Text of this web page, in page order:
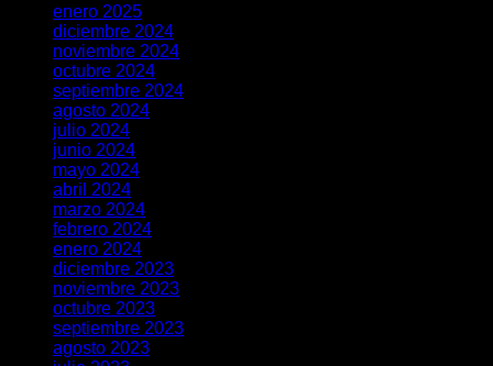
enero 2025
diciembre 2024
noviembre 2024
octubre 2024
septiembre 2024
agosto 2024
julio 2024
junio 2024
mayo 2024
abril 2024
marzo 2024
febrero 2024
enero 2024
diciembre 2023
noviembre 2023
octubre 2023
septiembre 2023
agosto 2023